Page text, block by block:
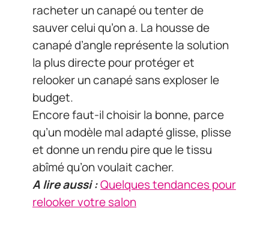
racheter un canapé ou tenter de
sauver celui qu’on a. La housse de
canapé d’angle représente la solution
la plus directe pour protéger et
relooker un canapé sans exploser le
budget.
Encore faut-il choisir la bonne, parce
qu’un modèle mal adapté glisse, plisse
et donne un rendu pire que le tissu
abîmé qu’on voulait cacher.
A lire aussi :Quelques tendances pour
relooker votre salon